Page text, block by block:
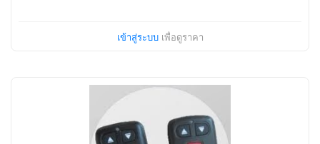
เข้าสู่ระบบเพื่อดูราคา